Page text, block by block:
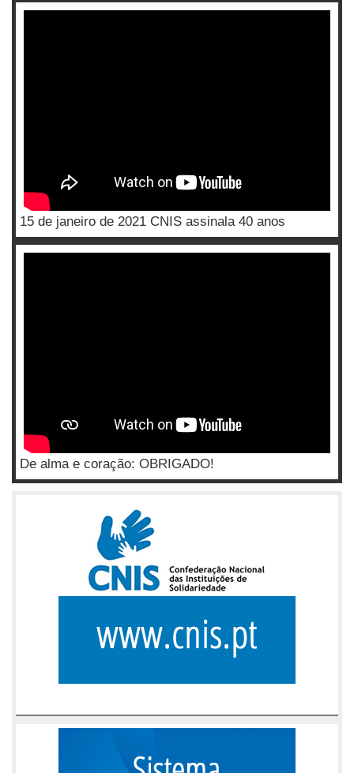
15 de janeiro de 2021 CNIS assinala 40 anos
De alma e coração: OBRIGADO!